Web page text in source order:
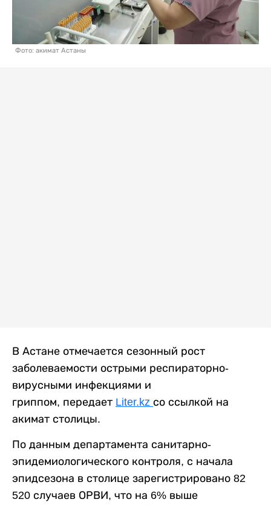
Фото: акимат Астаны
В Астане отмечается сезонный рост
заболеваемости острыми респираторно-
вирусными инфекциями и
гриппом, передает Liter.kz со ссылкой на
акимат столицы.
По данным департамента санитарно-
эпидемиологического контроля, с начала
эпидсезона в столице зарегистрировано 82
520 случаев ОРВИ, что на 6% выше